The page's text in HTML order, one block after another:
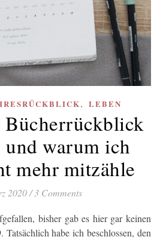
, LEBEN
und warum ich
mehr mitzähle
2020 / 3 Comments
habe ich beschlossen, den